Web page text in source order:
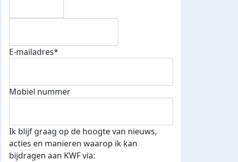
E-mailadres*
Mobiel nummer
Ik blijf graag op de hoogte van nieuws,
acties en manieren waarop ik kan
bijdragen aan KWF via: